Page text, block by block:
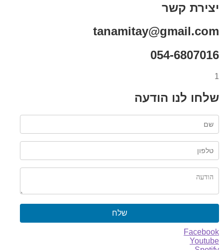
יצירת קשר
tanamitay@gmail.com
054-6807016
1
שלחו לנו הודעה
שלח
Facebook
Youtube